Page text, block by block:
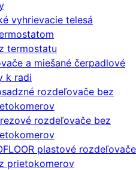
vyhrievacie telesá
termostatu
a miešané čerpadlové
k radi
rozdeľovače bez
rozdeľovače bez
plastové rozdeľovače
prietokomerov